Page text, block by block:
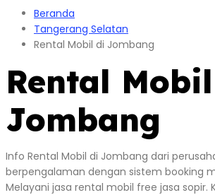
Beranda
Tangerang Selatan
Rental Mobil di Jombang
Rental
Jombang
Info Rental Mobil di Jombang dari
berpengalaman dengan sistem booking
Melayani jasa rental mobil free jasa sopir.